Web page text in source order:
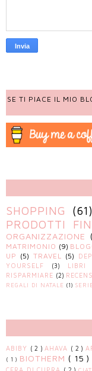
SE TI PIACE IL MIO
SHOPPING (61)
PRODOTTI
ORGANIZZAZIONE
MATRIMONIO (9)
UP (5) TRAVEL (5)
YOURSELF
(3) LIBRI
RISPARMIARE (2)
REGALI DI NATALE (1)
ABIBY ( 2 ) AHAVA ( 2 )
( 1 ) BIOTHERM ( 15 )